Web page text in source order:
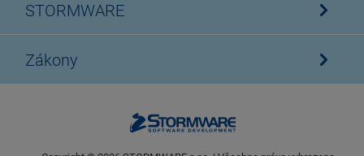
STORMWARE
Zákony